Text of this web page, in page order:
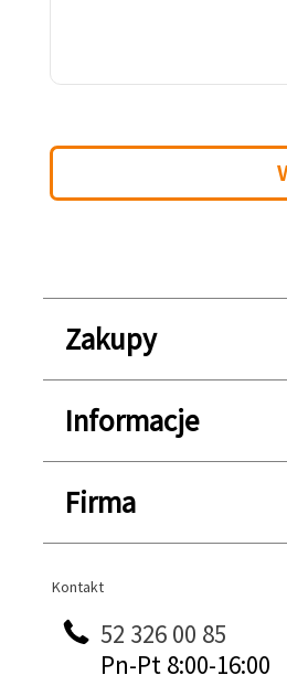
Zakupy
Informacje
Firma
Kontakt
Kontakt
52 326 00 85
Pn-Pt 8:00-16:00